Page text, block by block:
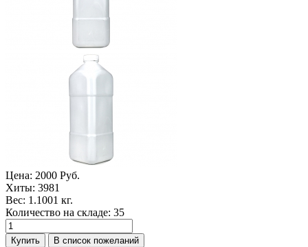
Цена: 2000 Руб.
Хиты: 3981
Вес: 1.1001 кг.
Количество на складе: 35